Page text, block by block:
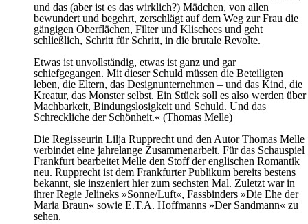
und das (aber ist es das wirklich?) Mädchen, von allen
bewundert und begehrt, zerschlägt auf dem Weg zur Frau die
gängigen Oberflächen, Filter und Klischees und geht
schließlich, Schritt für Schritt, in die brutale Revolte.
Etwas ist unvollständig, etwas ist ganz und gar
schiefgegangen. Mit dieser Schuld müssen die Beteiligten
leben, die Eltern, das Designunternehmen – und das Kind, die
Kreatur, das Monster selbst. Ein Stück soll es also werden über
Machbarkeit, Bindungslosigkeit und Schuld. Und das
Schreckliche der Schönheit.« (Thomas Melle)
Die Regisseurin Lilja Rupprecht und den Autor Thomas Melle
verbindet eine jahrelange Zusammenarbeit. Für das Schauspiel
Frankfurt bearbeitet Melle den Stoff der englischen Romantik
neu. Rupprecht ist dem Frankfurter Publikum bereits bestens
bekannt, sie inszeniert hier zum sechsten Mal. Zuletzt war in
ihrer Regie Jelineks »Sonne/Luft«, Fassbinders »Die Ehe der
Maria Braun« sowie E.T.A. Hoffmanns »Der Sandmann« zu
sehen.